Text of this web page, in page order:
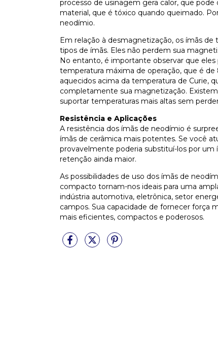
processo de usinagem gera calor, que
material, que é tóxico quando queimado.
neodímio.
Em relação à desmagnetização, os ímãs
tipos de ímãs. Eles não perdem sua
No entanto, é importante observar que
temperatura máxima de operação, que é de
aquecidos acima da temperatura de Curie,
completamente sua magnetização.
suportar temperaturas mais altas sem
Resistência e Aplicações
A resistência dos ímãs de neodímio é
ímãs de cerâmica mais potentes. Se você
provavelmente poderia substituí-los por
retenção ainda maior.
As possibilidades de uso dos ímãs de
compacto tornam-nos ideais para uma
indústria automotiva, eletrônica, setor
campos. Sua capacidade de fornecer força
mais eficientes, compactos e poderosos.